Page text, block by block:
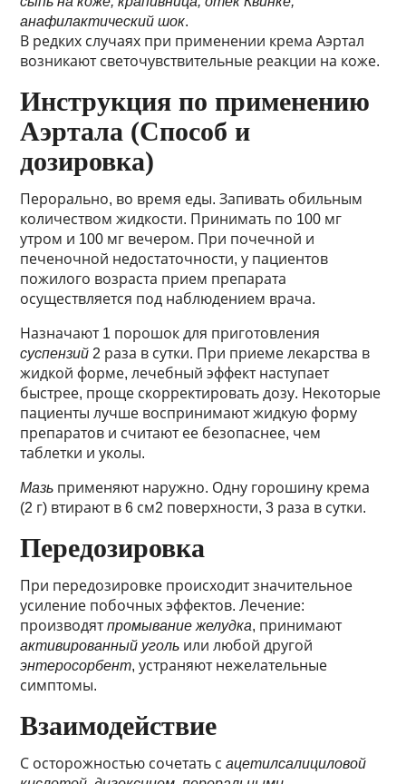
анафилактический шок.
В редких случаях при применении крема Аэртал
возникают светочувствительные реакции на коже.
Инструкция по применению
Аэртала (Способ и
дозировка)
Перорально, во время еды. Запивать обильным
количеством жидкости. Принимать по 100 мг
утром и 100 мг вечером. При почечной и
печеночной недостаточности, у пациентов
пожилого возраста прием препарата
осуществляется под наблюдением врача.
Назначают 1 порошок для приготовления
суспензий 2 раза в сутки. При приеме лекарства в
жидкой форме, лечебный эффект наступает
быстрее, проще скорректировать дозу. Некоторые
пациенты лучше воспринимают жидкую форму
препаратов и считают ее безопаснее, чем
таблетки и уколы.
Мазь применяют наружно. Одну горошину крема
(2 г) втирают в 6 см2 поверхности, 3 раза в сутки.
Передозировка
При передозировке происходит значительное
усиление побочных эффектов. Лечение:
производятпромывание желудка, принимают
активированный уголь или любой другой
энтеросорбент, устраняют нежелательные
симптомы.
Взаимодействие
С осторожностью сочетать сацетилсалициловой